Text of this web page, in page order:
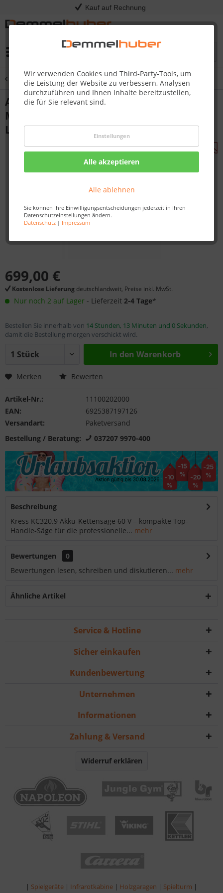
Kauf auf Rechnung
Wir verwenden Cookies und Third-Party-Tools, um
die Leistung der Website zu verbessern, Analysen
durchzuführen und Ihnen Inhalte bereitzustellen,
die für Sie relevant sind.
Einstellungen
Alle akzeptieren
Alle ablehnen
Sie können Ihre Einwilligungsentscheidungen jederzeit in Ihren
Datenschutzeinstellungen ändern.
Datenschutz| Impressum
Übersicht Sägen & Schneiden
Akku-Kettensäge 35 cm KC320.9 - 60 V
Motorsäge Einzelgerät (ohne Akku &
Ladegerät)
699,00 €
Kostenlose Lieferung deutschlandweit, Preise inkl. MwSt.
Nur noch 2 auf Lager - Lieferzeit 2-4 Tage*
Bestellen Sie innerhalb von 14 Stunden, 13 Minuten und 0 Sekunden,
damit die Bestellung morgen verschickt wird.
In den Warenkorb
Merken Bewerten
Artikel-Nr.:
11100202000
EAN:
6925387197126
Versandart:
Paketversand
Bestellung / Beratung:
037207 9970-400
Beschreibung
Kress KC320.9 Akku-Kettensäge 60 V – kompakte Top-
Handle-Säge für die professionelle... mehr
Bewertungen
0
Bewertungen lesen, schreiben und diskutieren... mehr
Ähnliche Artikel
Service & Hotline
Sicher einkaufen
Kundenbewertung
Unternehmen
Informationen
Zahlung & Versand
Widerruf erklären
| Spielgeräte | Infrarotkabine | Holzgaragen | Spielturm |